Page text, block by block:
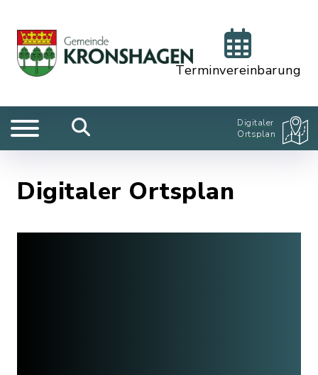
Terminvereinbarung
Digitaler
Ortsplan
Digitaler Ortsplan